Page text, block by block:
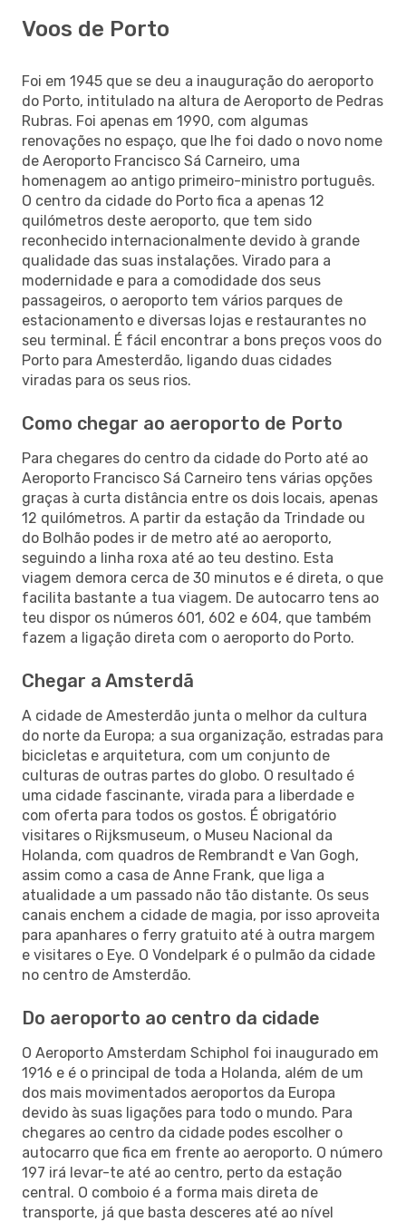
Voos de Porto
Foi em 1945 que se deu a inauguração do aeroporto
do Porto, intitulado na altura de Aeroporto de Pedras
Rubras. Foi apenas em 1990, com algumas
renovações no espaço, que lhe foi dado o novo nome
de Aeroporto Francisco Sá Carneiro, uma
homenagem ao antigo primeiro-ministro português.
O centro da cidade do Porto fica a apenas 12
quilómetros deste aeroporto, que tem sido
reconhecido internacionalmente devido à grande
qualidade das suas instalações. Virado para a
modernidade e para a comodidade dos seus
passageiros, o aeroporto tem vários parques de
estacionamento e diversas lojas e restaurantes no
seu terminal. É fácil encontrar a bons preços voos do
Porto para Amesterdão, ligando duas cidades
viradas para os seus rios.
Como chegar ao aeroporto de Porto
Para chegares do centro da cidade do Porto até ao
Aeroporto Francisco Sá Carneiro tens várias opções
graças à curta distância entre os dois locais, apenas
12 quilómetros. A partir da estação da Trindade ou
do Bolhão podes ir de metro até ao aeroporto,
seguindo a linha roxa até ao teu destino. Esta
viagem demora cerca de 30 minutos e é direta, o que
facilita bastante a tua viagem. De autocarro tens ao
teu dispor os números 601, 602 e 604, que também
fazem a ligação direta com o aeroporto do Porto.
Chegar a Amsterdã
A cidade de Amesterdão junta o melhor da cultura
do norte da Europa; a sua organização, estradas para
bicicletas e arquitetura, com um conjunto de
culturas de outras partes do globo. O resultado é
uma cidade fascinante, virada para a liberdade e
com oferta para todos os gostos. É obrigatório
visitares o Rijksmuseum, o Museu Nacional da
Holanda, com quadros de Rembrandt e Van Gogh,
assim como a casa de Anne Frank, que liga a
atualidade a um passado não tão distante. Os seus
canais enchem a cidade de magia, por isso aproveita
para apanhares o ferry gratuito até à outra margem
e visitares o Eye. O Vondelpark é o pulmão da cidade
no centro de Amsterdão.
Do aeroporto ao centro da cidade
O Aeroporto Amsterdam Schiphol foi inaugurado em
1916 e é o principal de toda a Holanda, além de um
dos mais movimentados aeroportos da Europa
devido às suas ligações para todo o mundo. Para
chegares ao centro da cidade podes escolher o
autocarro que fica em frente ao aeroporto. O número
197 irá levar-te até ao centro, perto da estação
central. O comboio é a forma mais direta de
transporte, já que basta desceres até ao nível